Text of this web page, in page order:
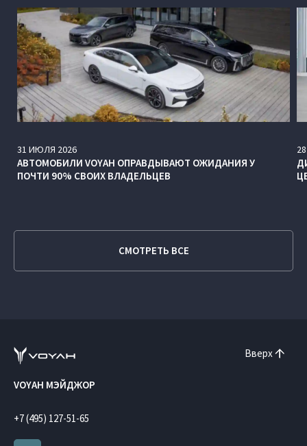
31 ИЮЛЯ 2026
АВТОМОБИЛИ VOYAH ОПРАВДЫВАЮТ ОЖИДАНИЯ У
ПОЧТИ 90% СВОИХ ВЛАДЕЛЬЦЕВ
28
СМОТРЕТЬ ВСЕ
Вверх
VOYAH МЭЙДЖОР
+7 (495) 127-51-65